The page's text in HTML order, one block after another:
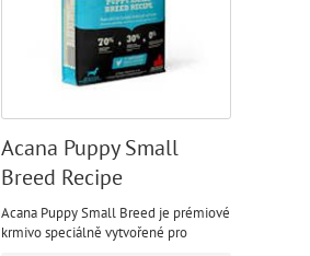
Acana Puppy Small
Breed Recipe
Acana Puppy Small Breed je prémiové
krmivo speciálně vytvořené pro